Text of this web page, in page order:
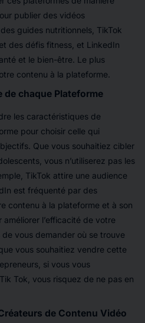
publier des vidéos
guides nutritionnels, TikTok
des défis fitness, et LinkedIn
et le bien-être. Le plus
contenu à la plateforme.
de chaque Plateforme
les caractéristiques de
pour choisir celle qui
Que vous souhaitiez cibler
vous n’utiliserez pas les
TikTok attire une audience
est fréquenté par des
contenu à la plateforme et à son
l’efficacité de votre
vous demander où se trouve
vous souhaitiez vendre cette
si vous vous
Tok, vous risquez de ne pas en
de Contenu Vidéo